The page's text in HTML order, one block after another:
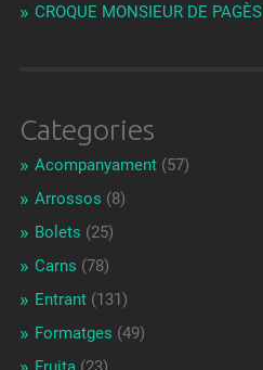
CROQUE MONSIEUR DE PAGÈS
Categories
Acompanyament(57)
Arrossos (8)
Bolets (25)
Carns (78)
Entrant(131)
Formatges (49)